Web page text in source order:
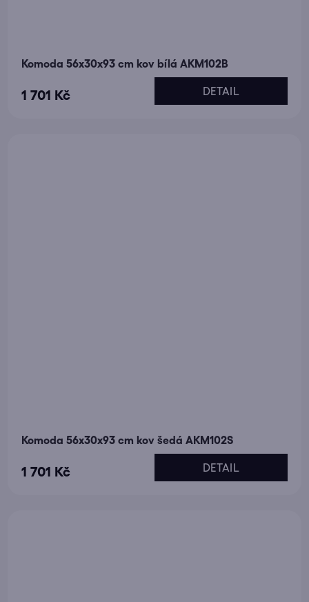
Komoda 56x30x93 cm kov bílá AKM102B
1 701 Kč DETAIL
Komoda 56x30x93 cm kov šedá AKM102S
1 701 Kč DETAIL